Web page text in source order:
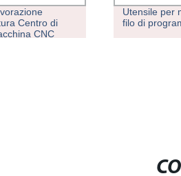
Centro di
CNC
Utensile per
filo di